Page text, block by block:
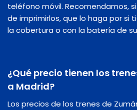
teléfono móvil. Recomendamos,
de imprimirlos, que lo haga por si
la cobertura o con la batería de
¿Qué precio tienen los
a Madrid?
Los precios de los trenes de